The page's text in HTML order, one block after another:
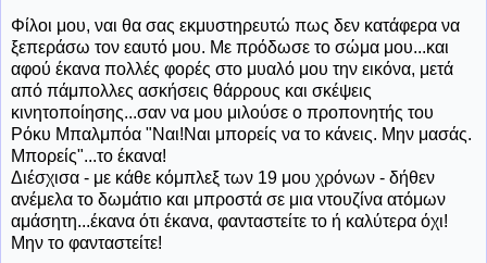
Φίλοι μου, ναι θα σας εκμυστηρευτώ πως δεν κατάφερα να
ξεπεράσω τον εαυτό μου. Με πρόδωσε το σώμα μου...και
αφού έκανα πολλές φορές στο μυαλό μου την εικόνα, μετά
από πάμπολλες ασκήσεις θάρρους και σκέψεις
κινητοποίησης...σαν να μου μιλούσε ο προπονητής του
Ρόκυ Μπαλμπόα "Ναι!Ναι μπορείς να το κάνεις. Μην μασάς.
Μπορείς"...το έκανα!
Διέσχισα - με κάθε κόμπλεξ των 19 μου χρόνων - δήθεν
ανέμελα το δωμάτιο και μπροστά σε μια ντουζίνα ατόμων
αμάσητη...έκανα ότι έκανα, φανταστείτε το ή καλύτερα όχι!
Μην το φανταστείτε!